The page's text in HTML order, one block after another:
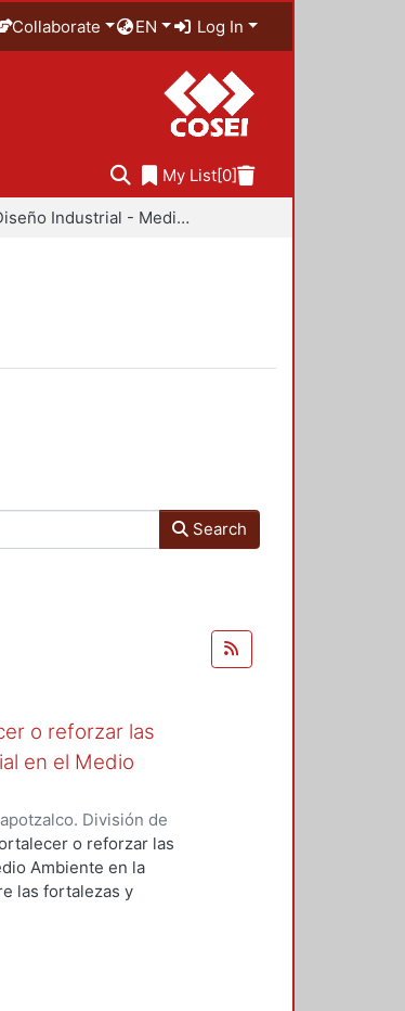
Collaborate EN Log In
My List[0]
v. Diseño Industrial - Medio Ambiente
Search
o reforzar las
en el Medio
División de
para el Diseño.
;Fernández
Alejandra
o reforzar las
Ambiente en la
las fortalezas y